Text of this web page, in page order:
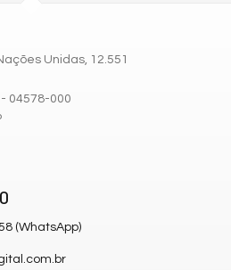
Unidas, 12.551
04578-000
(WhatsApp)